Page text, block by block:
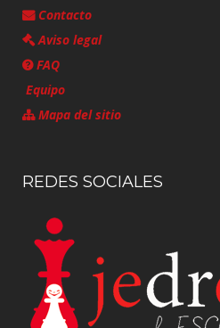
Contacto
Aviso legal
FAQ
Equipo
Mapa del sitio
REDES SOCIALES